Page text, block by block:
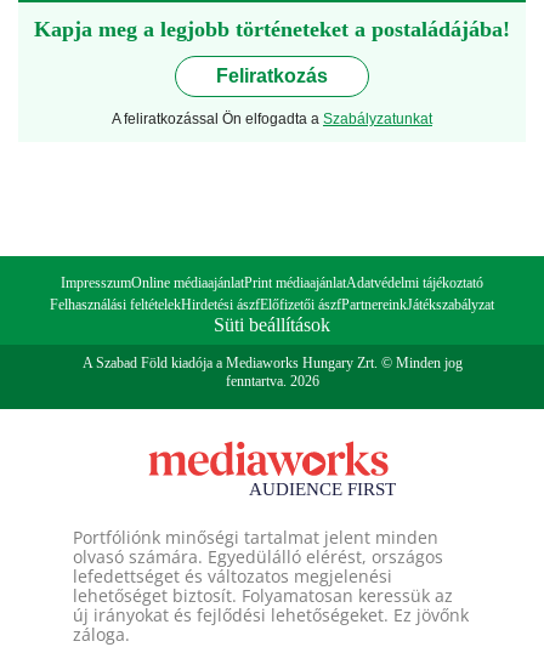
Kapja meg a legjobb történeteket a postaládájába!
Feliratkozás
A feliratkozással Ön elfogadta a Szabályzatunkat
ImpresszumOnline médiaajánlatPrint médiaajánlatAdatvédelmi tájékoztató
Felhasználási feltételekHirdetési ászfElőfizetői ászfPartnereinkJátékszabályzat
Süti beállítások
A Szabad Föld kiadója a Mediaworks Hungary Zrt. © Minden jog
fenntartva. 2026
Portfóliónk minőségi tartalmat jelent minden
olvasó számára. Egyedülálló elérést, országos
lefedettséget és változatos megjelenési
lehetőséget biztosít. Folyamatosan keressük az
új irányokat és fejlődési lehetőségeket. Ez jövőnk
záloga.